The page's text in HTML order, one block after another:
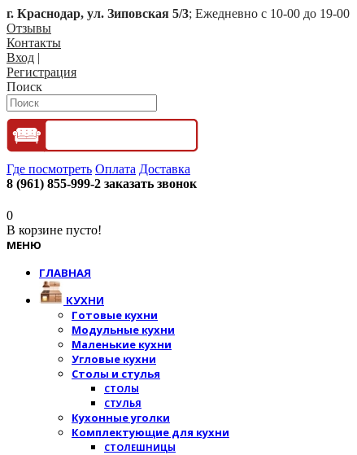
г. Краснодар, ул. Зиповская 5/3; Ежедневно с 10-00 до 19-00
Отзывы
Контакты
Вход |
Регистрация
Поиск
Где посмотреть Оплата Доставка
8 (961) 855-999-2 заказать звонок
0
В корзине пусто!
МЕНЮ
ГЛАВНАЯ
КУХНИ
Готовые кухни
Модульные кухни
Маленькие кухни
Угловые кухни
Столы и стулья
СТОЛЫ
СТУЛЬЯ
Кухонные уголки
Комплектующие для кухни
СТОЛЕШНИЦЫ